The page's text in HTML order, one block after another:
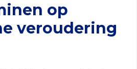
op
veroudering